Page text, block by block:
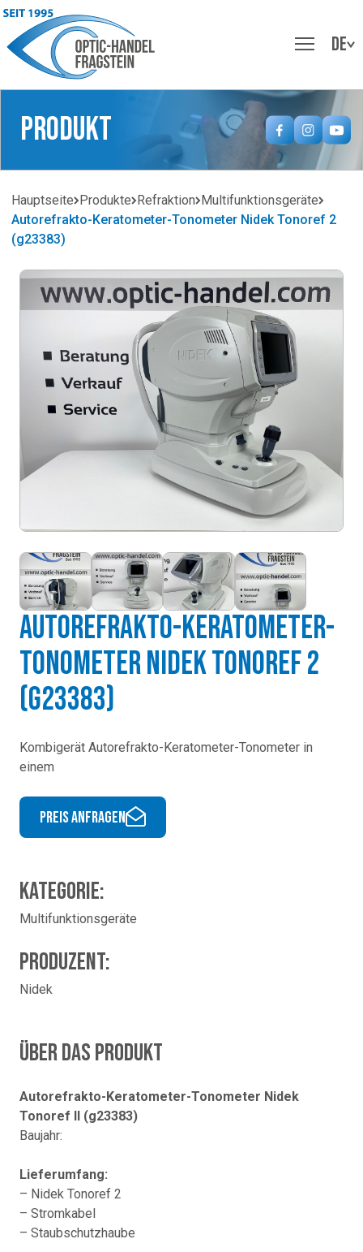
DE
Produkt
Hauptseite Produkte Refraktion Multifunktionsgeräte
Autorefrakto-Keratometer-Tonometer Nidek Tonoref 2
(g23383)
Autorefrakto-Keratometer-
Tonometer Nidek Tonoref 2
(g23383)
Kombigerät Autorefrakto-Keratometer-Tonometer in
einem
Preis anfragen
Kategorie:
Multifunktionsgeräte
Produzent:
Nidek
Über das Produkt
Autorefrakto-Keratometer-Tonometer Nidek
Tonoref II (g23383)
Baujahr:
Lieferumfang:
– Nidek Tonoref 2
– Stromkabel
– Staubschutzhaube